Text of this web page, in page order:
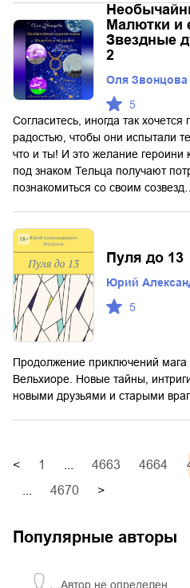
Малютки и
Звездные
2
Оля Звонцова
5
Согласитесь, иногда так
радостью, чтобы они испытали
что и ты! И это желание героини
под знаком Тельца получают
познакомиться со своим созвезд…
Пуля до 13
Юрий
5
Продолжение приключений
Вельхиоре. Новые тайны,
новыми друзьями и старыми
< 1 ... 4663 4664
...
4670 >
Популярные авторы
Автор не определен